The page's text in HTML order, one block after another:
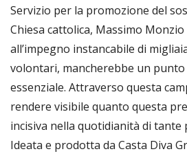
Servizio per la promozione del
Chiesa cattolica, Massimo
all’impegno instancabile di
volontari, mancherebbe un
essenziale. Attraverso questa
rendere visibile quanto questa
incisiva nella quotidianità di tante
Ideata e prodotta da Casta Diva